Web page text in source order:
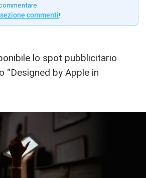
commenti!
lo spot pubblicitario
“Designed by Apple in